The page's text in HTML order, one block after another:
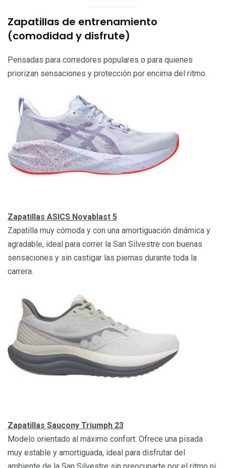
Zapatillas de entrenamiento
(comodidad y disfrute)
Pensadas para corredores populares o para quienes
priorizan sensaciones y protección por encima del ritmo.
Zapatillas ASICS Novablast 5
Zapatilla muy cómoda y con una amortiguación dinámica y
agradable, ideal para correr la San Silvestre con buenas
sensaciones y sin castigar las piernas durante toda la
carrera.
Zapatillas Saucony Triumph 23
Modelo orientado al máximo confort. Ofrece una pisada
muy estable y amortiguada, ideal para disfrutar del